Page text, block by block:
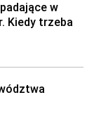
w
Kiedy trzeba